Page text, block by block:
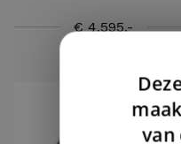
€ 4.595,-
van